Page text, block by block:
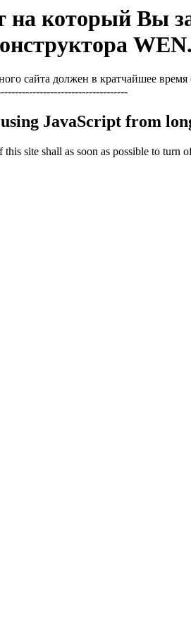
на который Вы
сайта должен в кратчайшее время
JavaScript from
site shall as soon as possible to turn